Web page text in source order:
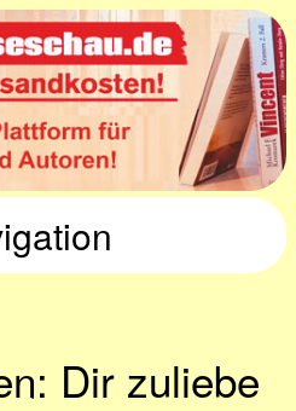
Dir zuliebe